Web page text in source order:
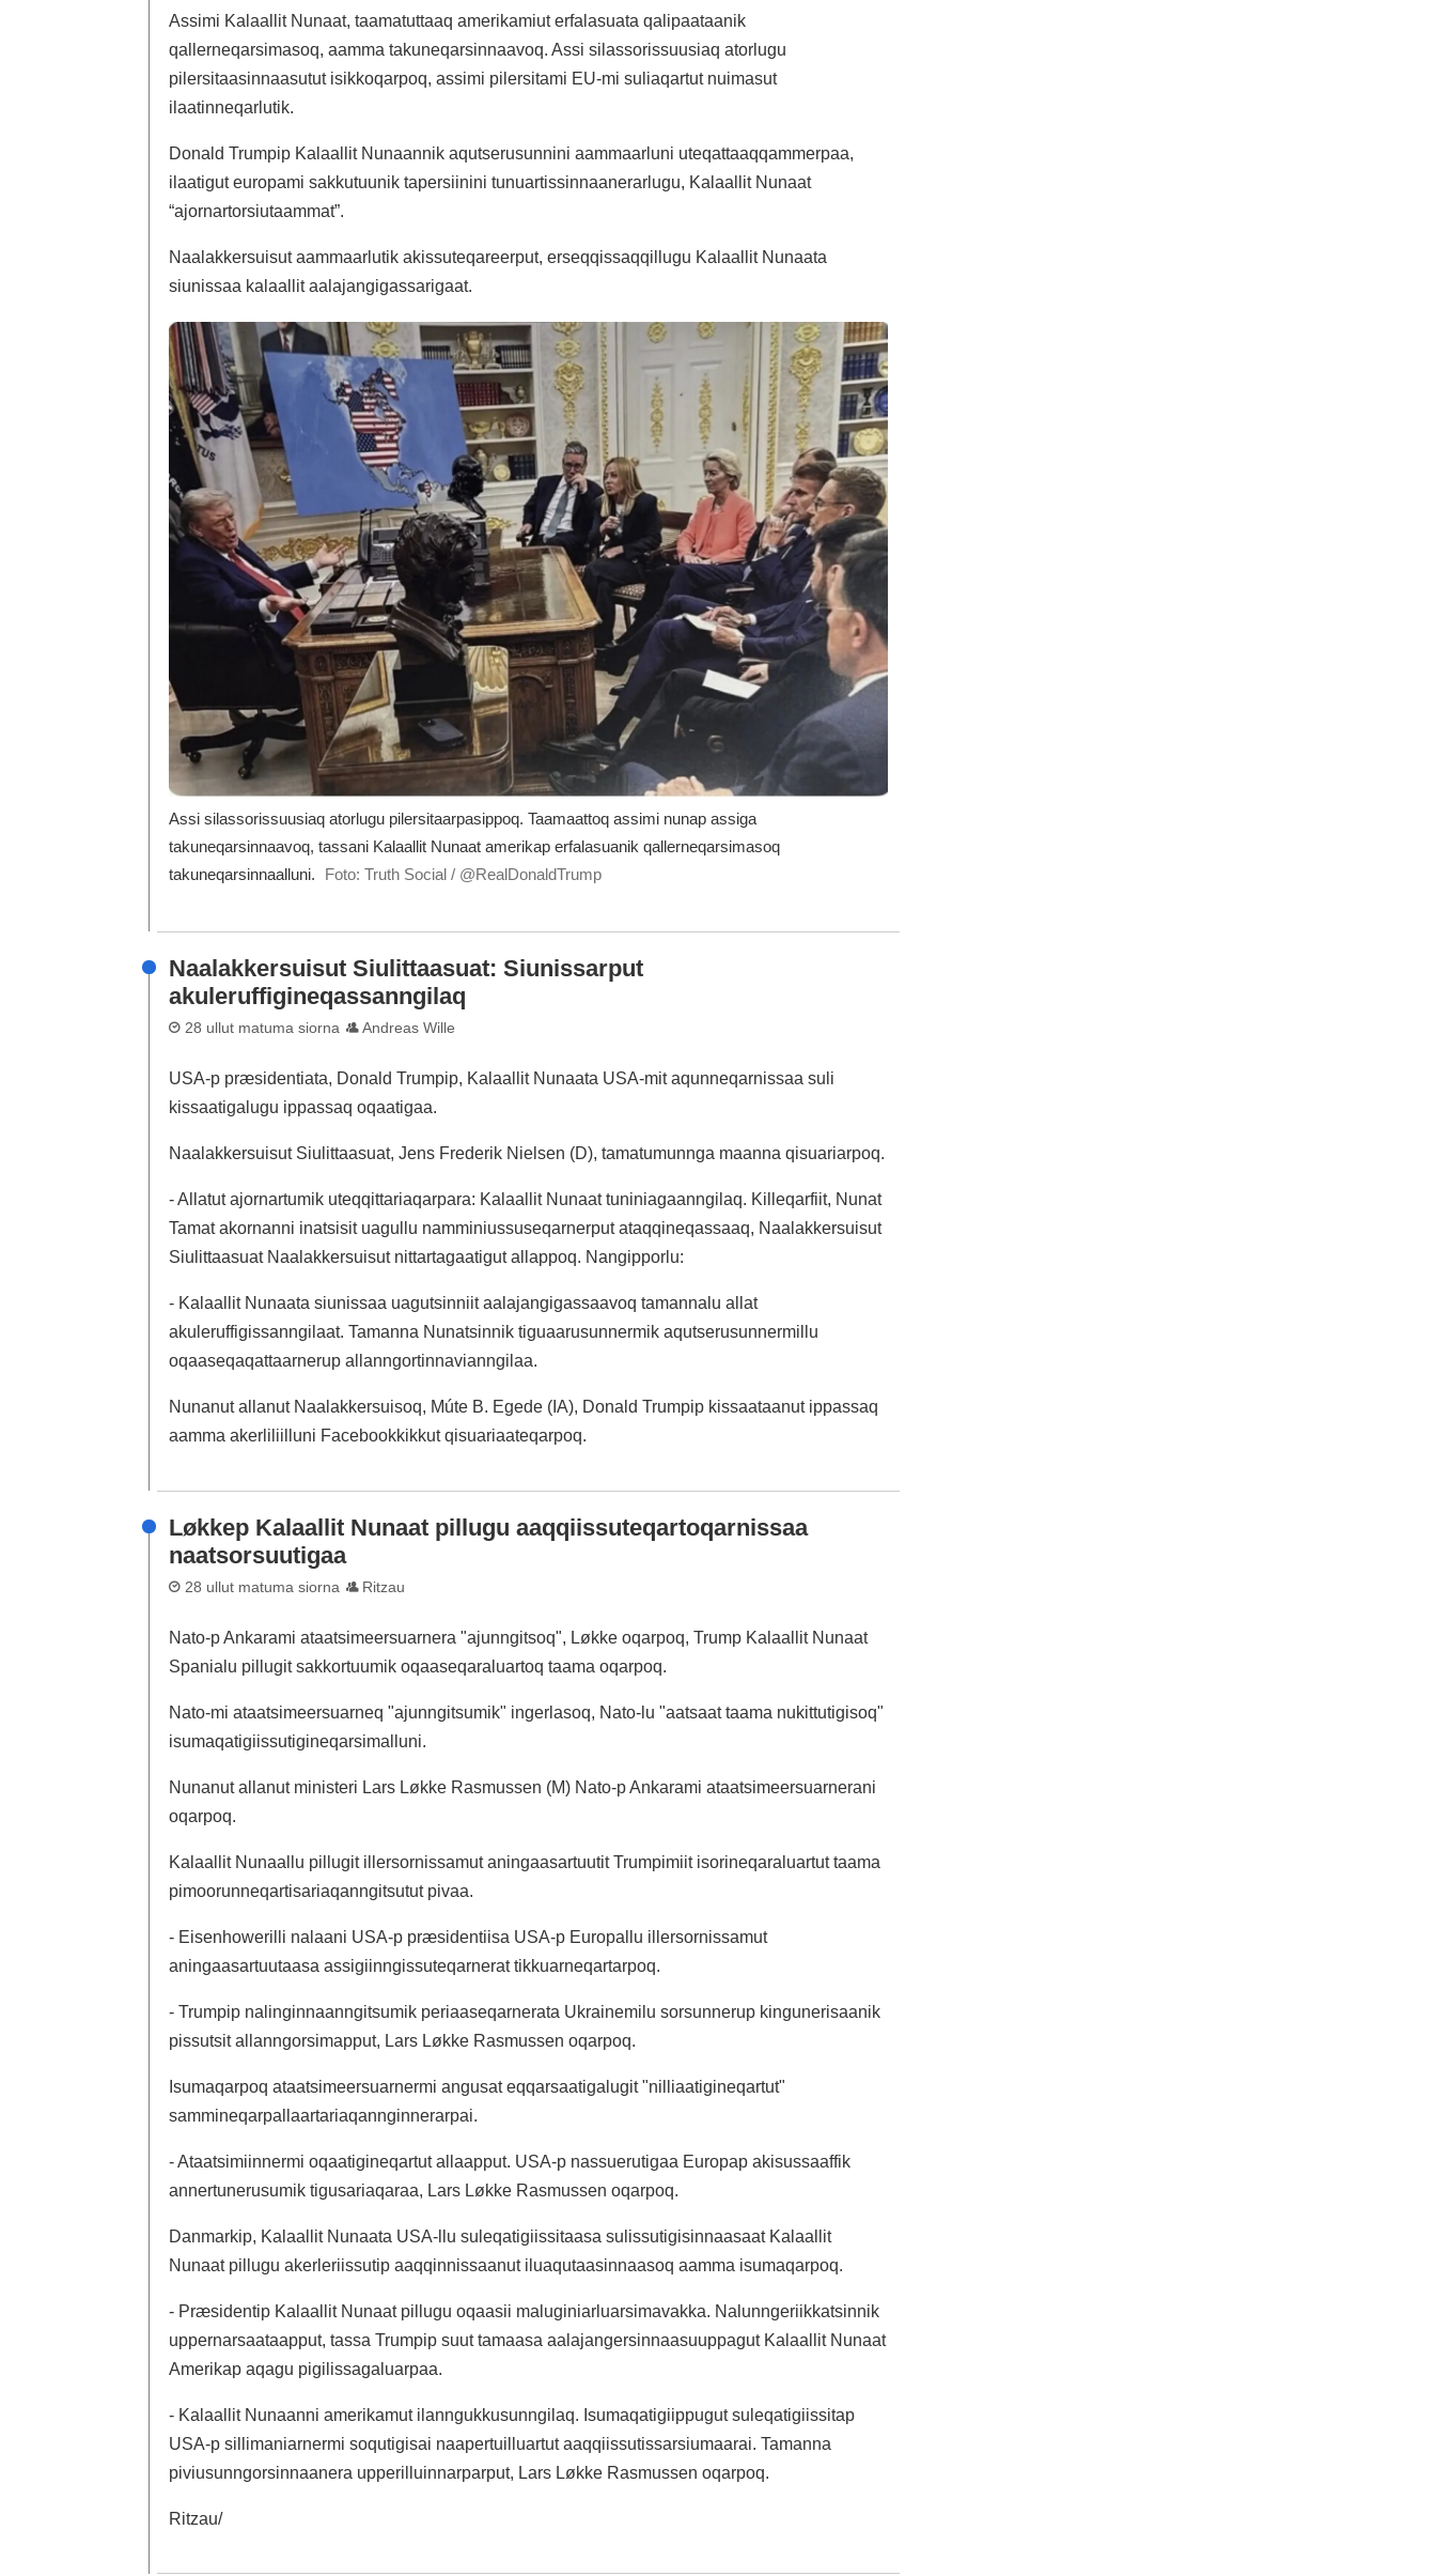
Assimi Kalaallit Nunaat, taamatuttaaq amerikamiut erfalasuata qalipaataanik
qallerneqarsimasoq, aamma takuneqarsinnaavoq. Assi silassorissuusiaq atorlugu
pilersitaasinnaasutut isikkoqarpoq, assimi pilersitami EU-mi suliaqartut nuimasut
ilaatinneqarlutik.
Donald Trumpip Kalaallit Nunaannik aqutserusunnini aammaarluni uteqattaaqqammerpaa,
ilaatigut europami sakkutuunik tapersiinini tunuartissinnaanerarlugu, Kalaallit Nunaat
“ajornartorsiutaammat”.
Naalakkersuisut aammaarlutik akissuteqareerput, erseqqissaqqillugu Kalaallit Nunaata
siunissaa kalaallit aalajangigassarigaat.
Assi silassorissuusiaq atorlugu pilersitaarpasippoq. Taamaattoq assimi nunap assiga
takuneqarsinnaavoq, tassani Kalaallit Nunaat amerikap erfalasuanik qallerneqarsimasoq
takuneqarsinnaalluni.
Foto: Truth Social / @RealDonaldTrump
Naalakkersuisut Siulittaasuat: Siunissarput
akuleruffigineqassanngilaq
28 ullut matuma siorna Andreas Wille
USA-p præsidentiata, Donald Trumpip, Kalaallit Nunaata USA-mit aqunneqarnissaa suli
kissaatigalugu ippassaq oqaatigaa.
Naalakkersuisut Siulittaasuat, Jens Frederik Nielsen (D), tamatumunnga maanna qisuariarpoq.
- Allatut ajornartumik uteqqittariaqarpara: Kalaallit Nunaat tuniniagaanngilaq. Killeqarfiit, Nunat
Tamat akornanni inatsisit uagullu namminiussuseqarnerput ataqqineqassaaq, Naalakkersuisut
Siulittaasuat Naalakkersuisut nittartagaatigut allappoq. Nangipporlu:
- Kalaallit Nunaata siunissaa uagutsinniit aalajangigassaavoq tamannalu allat
akuleruffigissanngilaat. Tamanna Nunatsinnik tiguaarusunnermik aqutserusunnermillu
oqaaseqaqattaarnerup allanngortinnavianngilaa.
Nunanut allanut Naalakkersuisoq, Múte B. Egede (IA), Donald Trumpip kissaataanut ippassaq
aamma akerliliilluni Facebookkikkut qisuariaateqarpoq.
Løkkep Kalaallit Nunaat pillugu aaqqiissuteqartoqarnissaa
naatsorsuutigaa
28 ullut matuma siorna Ritzau
Nato-p Ankarami ataatsimeersuarnera "ajunngitsoq", Løkke oqarpoq, Trump Kalaallit Nunaat
Spanialu pillugit sakkortuumik oqaaseqaraluartoq taama oqarpoq.
Nato-mi ataatsimeersuarneq "ajunngitsumik" ingerlasoq, Nato-lu "aatsaat taama nukittutigisoq"
isumaqatigiissutigineqarsimalluni.
Nunanut allanut ministeri Lars Løkke Rasmussen (M) Nato-p Ankarami ataatsimeersuarnerani
oqarpoq.
Kalaallit Nunaallu pillugit illersornissamut aningaasartuutit Trumpimiit isorineqaraluartut taama
pimoorunneqartisariaqanngitsutut pivaa.
- Eisenhowerilli nalaani USA-p præsidentiisa USA-p Europallu illersornissamut
aningaasartuutaasa assigiinngissuteqarnerat tikkuarneqartarpoq.
- Trumpip nalinginnaanngitsumik periaaseqarnerata Ukrainemilu sorsunnerup kingunerisaanik
pissutsit allanngorsimapput, Lars Løkke Rasmussen oqarpoq.
Isumaqarpoq ataatsimeersuarnermi angusat eqqarsaatigalugit "nilliaatigineqartut"
sammineqarpallaartariaqannginnerarpai.
- Ataatsimiinnermi oqaatigineqartut allaapput. USA-p nassuerutigaa Europap akisussaaffik
annertunerusumik tigusariaqaraa, Lars Løkke Rasmussen oqarpoq.
Danmarkip, Kalaallit Nunaata USA-llu suleqatigiissitaasa sulissutigisinnaasaat Kalaallit
Nunaat pillugu akerleriissutip aaqqinnissaanut iluaqutaasinnaasoq aamma isumaqarpoq.
- Præsidentip Kalaallit Nunaat pillugu oqaasii maluginiarluarsimavakka. Nalunngeriikkatsinnik
uppernarsaataapput, tassa Trumpip suut tamaasa aalajangersinnaasuuppagut Kalaallit Nunaat
Amerikap aqagu pigilissagaluarpaa.
- Kalaallit Nunaanni amerikamut ilanngukkusunngilaq. Isumaqatigiippugut suleqatigiissitap
USA-p sillimaniarnermi soqutigisai naapertuilluartut aaqqiissutissarsiumaarai. Tamanna
piviusunngorsinnaanera upperilluinnarparput, Lars Løkke Rasmussen oqarpoq.
Ritzau/